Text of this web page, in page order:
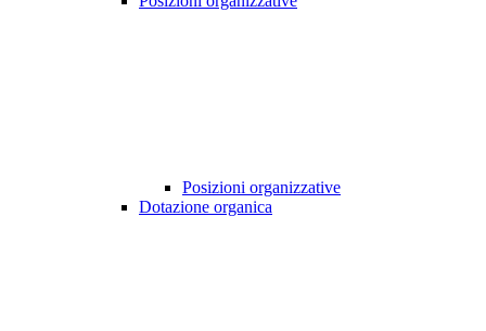
Posizioni organizzative
Dotazione organica